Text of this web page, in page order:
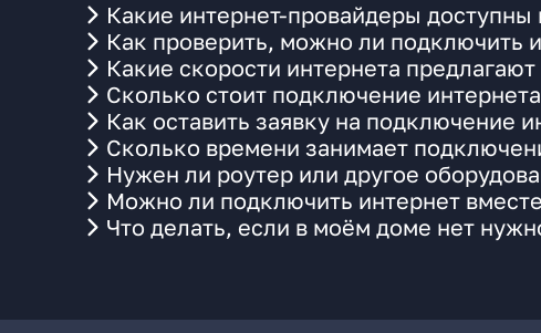
Какие интернет-провайдеры доступны
Как проверить, можно ли подключить
Какие скорости интернета
Сколько стоит подключение
Как оставить заявку на подключение
Сколько времени занимает
Нужен ли роутер или другое
Можно ли подключить интернет
Что делать, если в моём доме нет